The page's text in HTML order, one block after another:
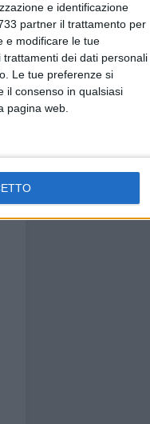
e identificazione
partner il trattamento per
e modificare le tue
dei dati personali
Le tue preferenze si
il consenso in qualsiasi
pagina web.